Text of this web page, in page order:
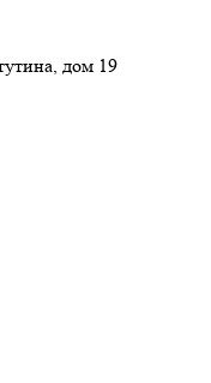
дом 19